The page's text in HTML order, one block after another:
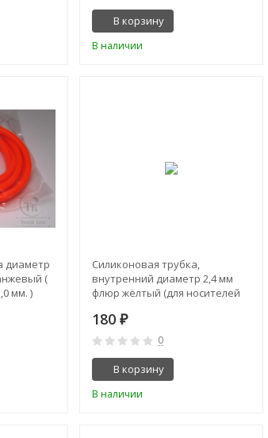
В корзину
В наличии
диаметр
(
мм. )
Силиконовая трубка,
внутренний диаметр 2,4 мм
флюр жёлтый (для носителей
180₽
0
В корзину
В наличии